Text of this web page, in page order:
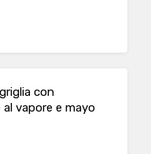
con
vapore e mayo